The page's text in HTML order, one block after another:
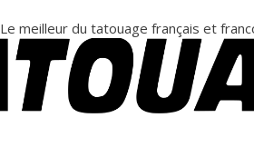
Le meilleur du tatouage français et